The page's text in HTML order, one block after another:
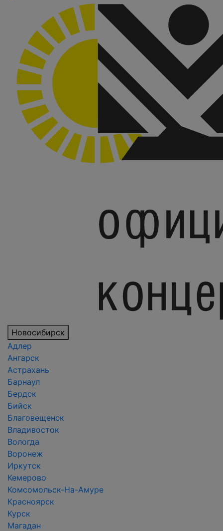
Новосибирск
Адлер
Ангарск
Астрахань
Барнаул
Бердск
Бийск
Благовещенск
Владивосток
Вологда
Воронеж
Иркутск
Кемерово
Комсомольск-На-Амуре
Красноярск
Курск
Магадан